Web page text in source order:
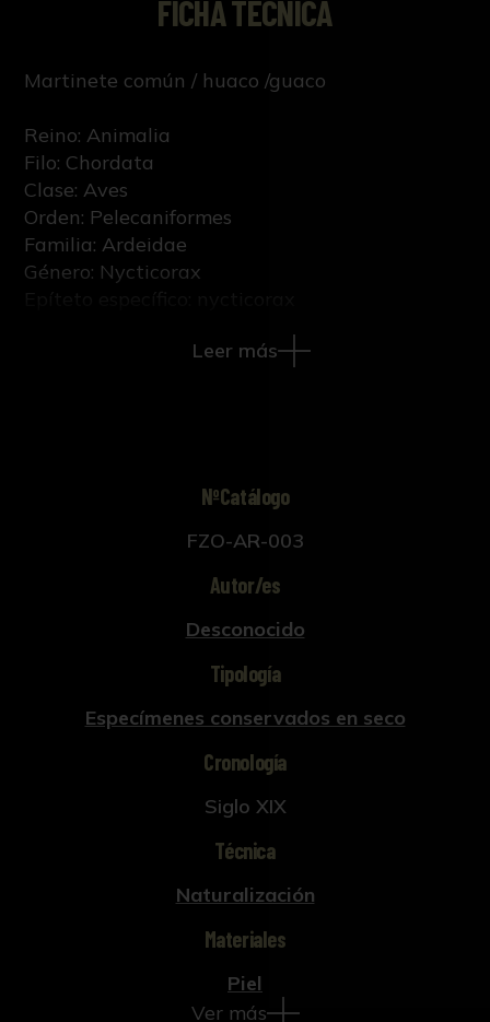
FICHA TÉCNICA
Martinete común / huaco /guaco
Reino: Animalia
Filo: Chordata
Clase: Aves
Orden: Pelecaniformes
Familia: Ardeidae
Género: Nycticorax
Leer más
NºCatálogo
FZO-AR-003
Autor/es
Desconocido
Tipología
Especímenes conservados en seco
Cronología
Siglo XIX
Técnica
Naturalización
Materiales
Piel
Ver más